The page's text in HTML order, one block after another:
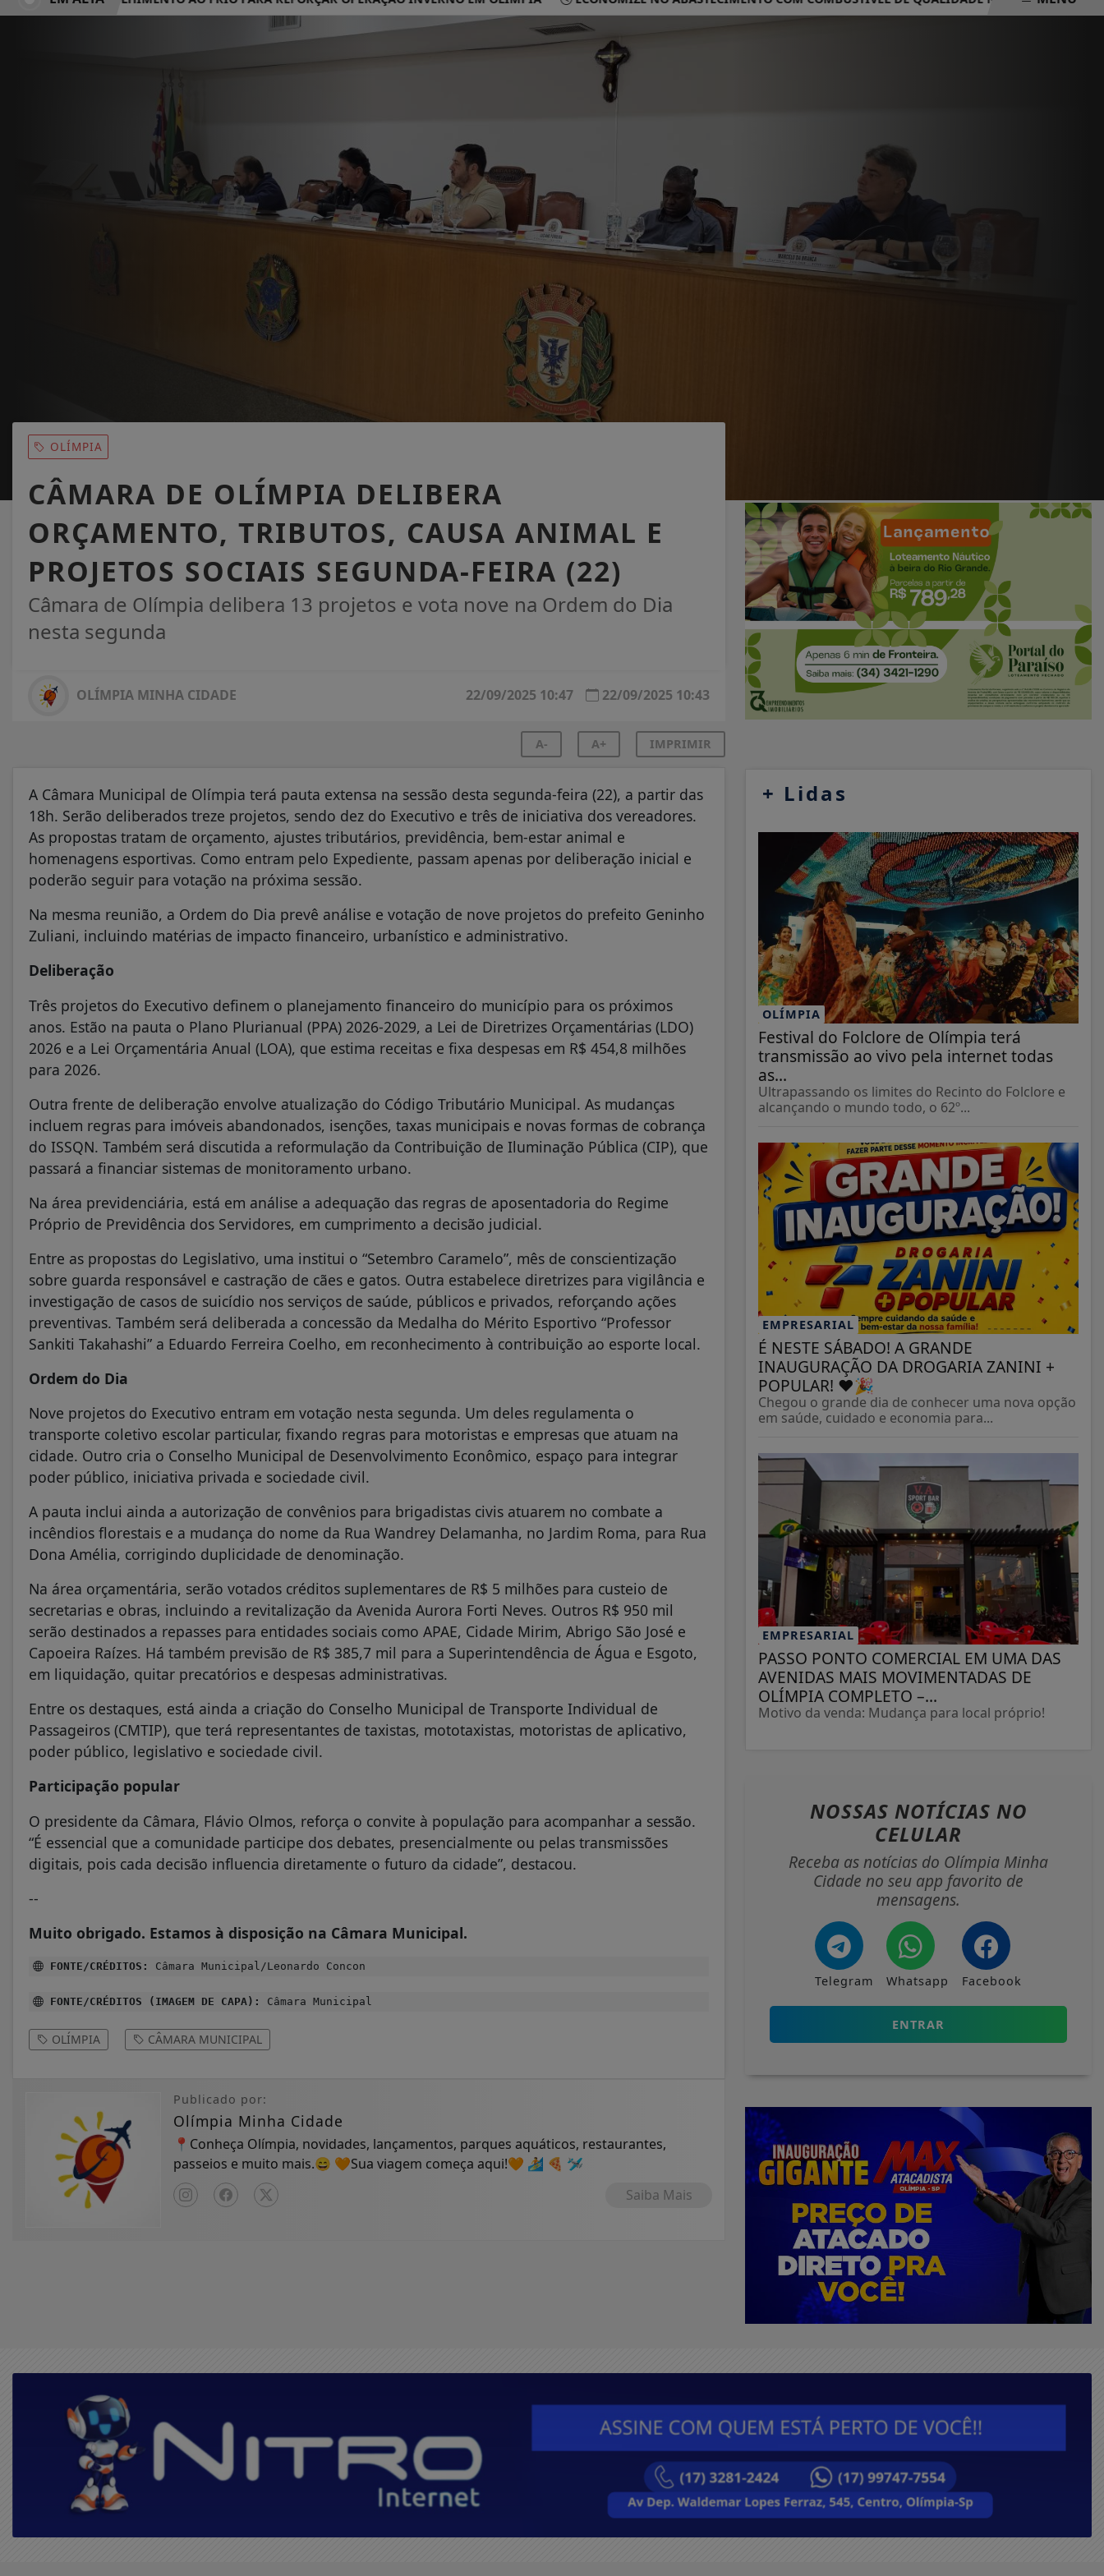
OLÍMPIA
CÂMARA DE OLÍMPIA DELIBERA
ORÇAMENTO, TRIBUTOS, CAUSA ANIMAL E
PROJETOS SOCIAIS SEGUNDA-FEIRA (22)
Câmara de Olímpia delibera 13 projetos e vota nove na Ordem do Dia
nesta segunda
OLÍMPIA MINHA CIDADE 22/09/2025 10:43
22/09/2025 10:47
A- A+ IMPRIMIR
A Câmara Municipal de Olímpia terá pauta extensa na sessão desta segunda-feira (22), a partir das
18h. Serão deliberados treze projetos, sendo dez do Executivo e três de iniciativa dos vereadores.
As propostas tratam de orçamento, ajustes tributários, previdência, bem-estar animal e
homenagens esportivas. Como entram pelo Expediente, passam apenas por deliberação inicial e
poderão seguir para votação na próxima sessão.
Na mesma reunião, a Ordem do Dia prevê análise e votação de nove projetos do prefeito Geninho
Zuliani, incluindo matérias de impacto financeiro, urbanístico e administrativo.
Deliberação
Três projetos do Executivo definem o planejamento financeiro do município para os próximos
anos. Estão na pauta o Plano Plurianual (PPA) 2026-2029, a Lei de Diretrizes Orçamentárias (LDO)
2026 e a Lei Orçamentária Anual (LOA), que estima receitas e fixa despesas em R$ 454,8 milhões
para 2026.
Outra frente de deliberação envolve atualização do Código Tributário Municipal. As mudanças
incluem regras para imóveis abandonados, isenções, taxas municipais e novas formas de cobrança
do ISSQN. Também será discutida a reformulação da Contribuição de Iluminação Pública (CIP), que
passará a financiar sistemas de monitoramento urbano.
Na área previdenciária, está em análise a adequação das regras de aposentadoria do Regime
Próprio de Previdência dos Servidores, em cumprimento a decisão judicial.
Entre as propostas do Legislativo, uma institui o “Setembro Caramelo”, mês de conscientização
sobre guarda responsável e castração de cães e gatos. Outra estabelece diretrizes para vigilância e
investigação de casos de suicídio nos serviços de saúde, públicos e privados, reforçando ações
preventivas. Também será deliberada a concessão da Medalha do Mérito Esportivo “Professor
Sankiti Takahashi” a Eduardo Ferreira Coelho, em reconhecimento à contribuição ao esporte local.
Ordem do Dia
Nove projetos do Executivo entram em votação nesta segunda. Um deles regulamenta o
transporte coletivo escolar particular, fixando regras para motoristas e empresas que atuam na
cidade. Outro cria o Conselho Municipal de Desenvolvimento Econômico, espaço para integrar
poder público, iniciativa privada e sociedade civil.
A pauta inclui ainda a autorização de convênios para brigadistas civis atuarem no combate a
incêndios florestais e a mudança do nome da Rua Wandrey Delamanha, no Jardim Roma, para Rua
Dona Amélia, corrigindo duplicidade de denominação.
Na área orçamentária, serão votados créditos suplementares de R$ 5 milhões para custeio de
secretarias e obras, incluindo a revitalização da Avenida Aurora Forti Neves. Outros R$ 950 mil
serão destinados a repasses para entidades sociais como APAE, Cidade Mirim, Abrigo São José e
Capoeira Raízes. Há também previsão de R$ 385,7 mil para a Superintendência de Água e Esgoto,
em liquidação, quitar precatórios e despesas administrativas.
Entre os destaques, está ainda a criação do Conselho Municipal de Transporte Individual de
Passageiros (CMTIP), que terá representantes de taxistas, mototaxistas, motoristas de aplicativo,
poder público, legislativo e sociedade civil.
Participação popular
O presidente da Câmara, Flávio Olmos, reforça o convite à população para acompanhar a sessão.
“É essencial que a comunidade participe dos debates, presencialmente ou pelas transmissões
digitais, pois cada decisão influencia diretamente o futuro da cidade”, destacou.
--
Muito obrigado. Estamos à disposição na Câmara Municipal.
FONTE/CRÉDITOS: Câmara Municipal/Leonardo Concon
FONTE/CRÉDITOS (IMAGEM DE CAPA): Câmara Municipal
OLÍMPIA CÂMARA MUNICIPAL
Publicado por:
Olímpia Minha Cidade
📍Conheça Olímpia, novidades, lançamentos, parques aquáticos, restaurantes,
passeios e muito mais.😄 🧡Sua viagem começa aqui!🧡 🏄 🍕 🛩
Saiba Mais
+ Lidas
OLÍMPIA
Festival do Folclore de Olímpia terá
transmissão ao vivo pela internet todas
as...
Ultrapassando os limites do Recinto do Folclore e
alcançando o mundo todo, o 62º...
EMPRESARIAL
É NESTE SÁBADO! A GRANDE
INAUGURAÇÃO DA DROGARIA ZANINI +
POPULAR! ❤️🎉
Chegou o grande dia de conhecer uma nova opção
em saúde, cuidado e economia para...
EMPRESARIAL
PASSO PONTO COMERCIAL EM UMA DAS
AVENIDAS MAIS MOVIMENTADAS DE
OLÍMPIA COMPLETO –...
Motivo da venda: Mudança para local próprio!
NOSSAS NOTÍCIAS NO
CELULAR
Receba as notícias do Olímpia Minha
Cidade no seu app favorito de
mensagens.
Telegram Whatsapp Facebook
ENTRAR